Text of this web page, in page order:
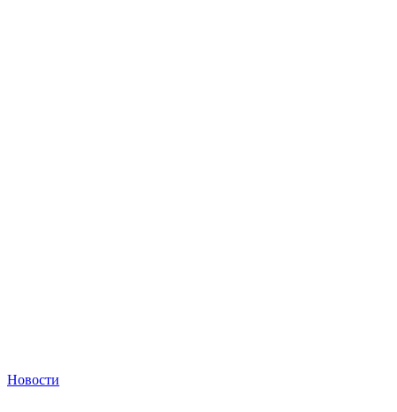
Новости